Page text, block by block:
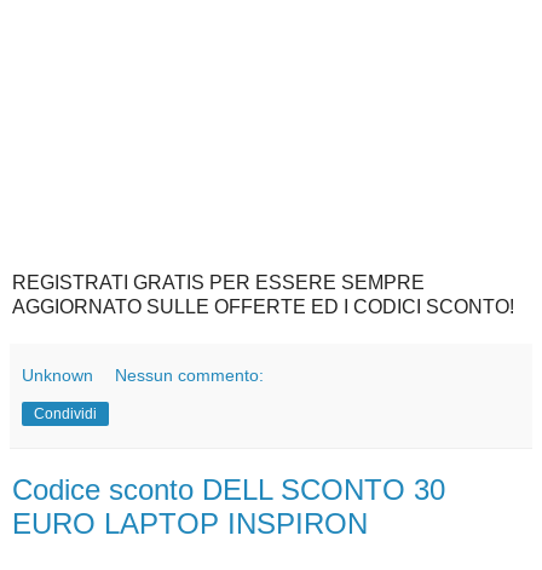
REGISTRATI GRATIS PER ESSERE SEMPRE
AGGIORNATO SULLE OFFERTE ED I CODICI SCONTO!
Unknown Nessun commento:
Condividi
Codice sconto DELL SCONTO 30
EURO LAPTOP INSPIRON